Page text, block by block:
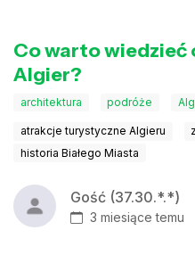
Co warto wiedzieć
Algier?
architektura podróże
atrakcje turystyczne Algieru
historia Białego Miasta
Gość (37.30.*.*)
3 miesiące temu